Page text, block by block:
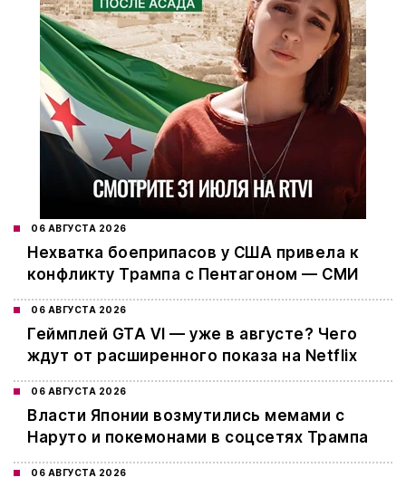
06 АВГУСТА 2026
Нехватка боеприпасов у США привела к
конфликту Трампа с Пентагоном — СМИ
06 АВГУСТА 2026
Геймплей GTA VI — уже в августе? Чего
ждут от расширенного показа на Netflix
06 АВГУСТА 2026
Власти Японии возмутились мемами с
Наруто и покемонами в соцсетях Трампа
06 АВГУСТА 2026